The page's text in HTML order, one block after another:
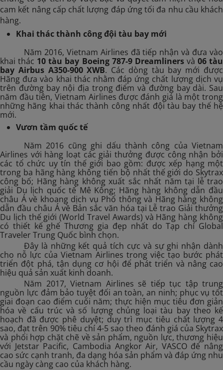
cam kết nâng cấp chất lượng đáp ứng tối đa nhu cầu khách
hàng.
Khai thác thành công đội tàu bay mới
Năm 2016, Vietnam Airlines đã tiếp nhận và đưa vào
khai thác 10 tàu bay Boeing 787-9 Dreamlinersvà 06 tàu
bay Airbus A350-900 XWB. Các dòng tàu bay mới được
Hãng đưa vào khai thác nhằm đáp ứng chất lượng dịch vụ
trên đường bay nội địa trọng điểm và đường bay dài. Sau
năm đầu tiên, Vietnam Airlines được đánh giá là một trong
những hãng khai thác thành công nhất đội tàu bay thế hệ
mới.
Vươn tầm quốc tế
Năm 2016 cũng ghi dấu thành công của Vietnam
Airlines với hàng loạt các giải thưởng được công nhận bởi
các tổ chức uy tín thế giới bao gồm: được xếp hạng một
trong ba hãng hàng không tiến bộ nhất thế giới do Skytrax
công bố; Hãng hàng không xuất sắc nhất năm tại lễ trao
giải Du lịch quốc tế Mê Kông; Hãng hàng không dẫn đầu
châu Á về khoang dịch vụ Phổ thông và Hãng hàng không
dẫn đầu châu Á về Bản sắc văn hóa tại Lễ trao Giải thưởng
Du lịch thế giới (World Travel Awards) và Hãng hàng không
có thiết kế ghế Thương gia đẹp nhất do Tạp chí Global
Traveler Trung Quốc bình chọn.
Đây là những kết quả tích cực và sự ghi nhận dành
cho nỗ lực của Vietnam Airlines trong việc tạo bước phát
triển đột phá, tận dụng cơ hội để phát triển và nâng cao
hiệu quả sản xuất kinh doanh.
Năm 2017, Vietnam Airlines sẽ tiếp tục tập trung
nguồn lực đảm bảo tuyệt đối an toàn, an ninh; phục vụ tốt
giai đoạn cao điểm cuối năm; thực hiện mục tiêu đơn giản
hóa về cấu trúc và số lượng chủng loại tàu bay theo kế
hoạch đã được phê duyệt; duy trì mục tiêu chất lượng 4
sao, đạt trên 90% tiêu chí 4-5 sao theo đánh giá của Skytrax
và phối hợp chặt chẽ về sản phẩm, nguồn lực, thương hiệu
với Jetstar Pacific, Cambodia Angkor Air, VASCO để nâng
cao sức cạnh tranh, đa dạng hóa sản phẩm và đáp ứng nhu
cầu ngày càng cao của khách hàng.